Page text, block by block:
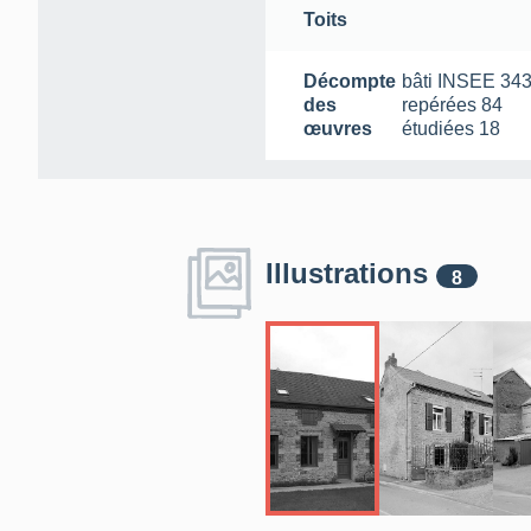
Toits
Décompte
des
œuvres
bâti INSEE
repérées 84
étudiées 18
Illustrations 8